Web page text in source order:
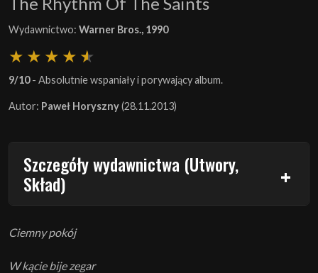
Wydawnictwo: Warner Bros., 1990
9/10- Absolutnie wspaniały i porywający album.
Autor: Paweł Horyszny(28.11.2013)
Szczegóły wydawnictwa (Utwory,
Skład)
Ciemny pokój
W kącie bije zegar